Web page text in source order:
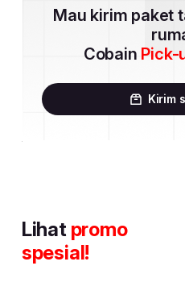
Mau kirim paket
Cobain Pick-
Kirim
Lihat promo
spesial!